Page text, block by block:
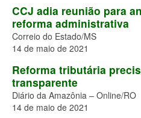
CCJ adia reunião para
reforma administrativa
Correio do Estado/MS
14 de maio de 2021
Reforma tributária
transparente
Diário da Amazônia – Online/RO
14 de maio de 2021